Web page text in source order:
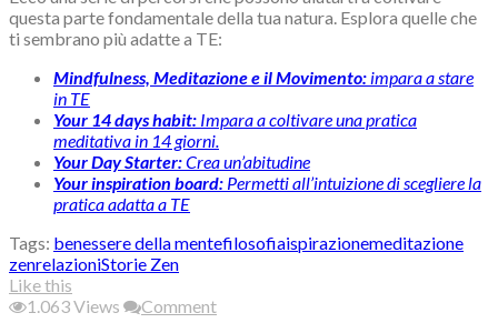
questa parte fondamentale della tua natura. Esplora quelle che
ti sembrano più adatte a TE:
Mindfulness, Meditazione e il Movimento: impara a stare
in TE
Your 14 days habit: Impara a coltivare una pratica
meditativa in 14 giorni.
Your Day Starter:Crea un’abitudine
Your inspiration board: Permetti all’intuizione di scegliere la
pratica adatta a TE
Tags: benessere della mentefilosofiaispirazionemeditazione
zenrelazioniStorie Zen
Like this
1.063Views
Comment